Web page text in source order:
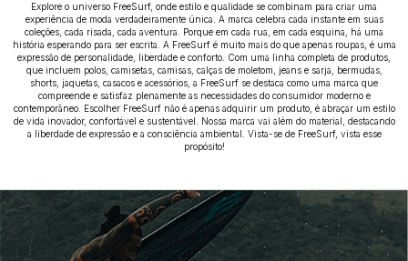
Explore o universo FreeSurf, onde estilo e qualidade se combinam para criar uma
experiência de moda verdadeiramente única. A marca celebra cada instante em suas
coleções, cada risada, cada aventura. Porque em cada rua, em cada esquina, há uma
história esperando para ser escrita. A FreeSurf é muito mais do que apenas roupas, é uma
expressão de personalidade, liberdade e conforto. Com uma linha completa de produtos,
que incluem polos, camisetas, camisas, calças de moletom, jeans e sarja, bermudas,
shorts, jaquetas, casacos e acessórios, a FreeSurf se destaca como uma marca que
compreende e satisfaz plenamente as necessidades do consumidor moderno e
contemporâneo. Escolher FreeSurf não é apenas adquirir um produto, é abraçar um estilo
de vida inovador, confortável e sustentável. Nossa marca vai além do material, destacando
a liberdade de expressão e a consciência ambiental. Vista-se de FreeSurf, vista esse
propósito!